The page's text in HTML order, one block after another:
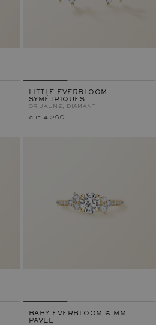
LITTLE EVERBLOOM
SYMÉTRIQUES
OR JAUNE, DIAMANT
chf 4'290.–
BABY EVERBLOOM 6 MM
PAVÉE